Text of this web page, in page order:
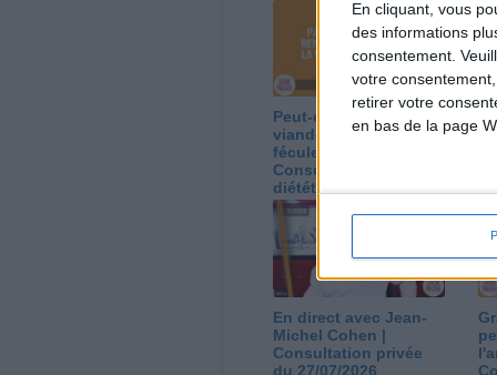
En cliquant, vous
des informations
consentement.
votre
retirer votre
en bas de la page
Peut-on remplacer la
viande par des
féculents ?
Consultation
diététique du
05/08/2026
En direct avec Jean-
Michel Cohen |
Consultation privée
du 27/07/2026